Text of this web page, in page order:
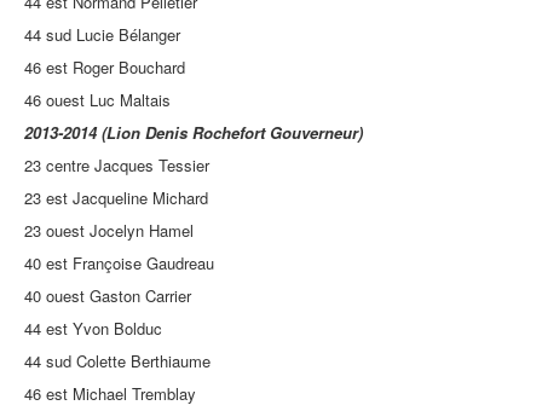
44 sud Lucie Bélanger
46 est Roger Bouchard
46 ouest Luc Maltais
2013-2014 (Lion Denis Rochefort Gouverneur)
23 centre Jacques Tessier
23 est Jacqueline Michard
23 ouest Jocelyn Hamel
40 est Françoise Gaudreau
40 ouest Gaston Carrier
44 est Yvon Bolduc
44 sud Colette Berthiaume
46 est Michael Tremblay